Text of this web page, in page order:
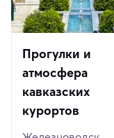
Прогулки и
атмосфера
кавказских
курортов